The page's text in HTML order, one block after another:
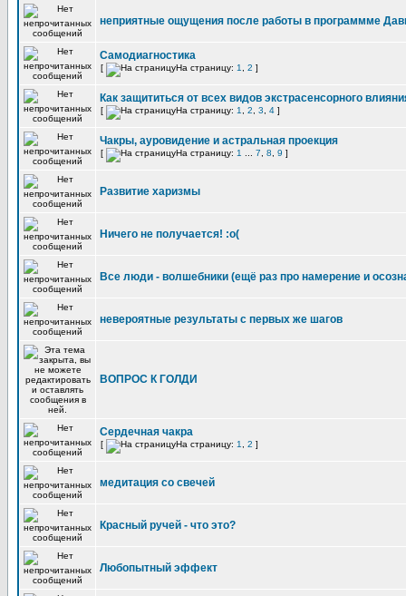
неприятные ощущения после работы в программме
Самодиагностика
[ На страницу: 1 2 ]
Как защититься от всех видов экстрасенсорного
[ На страницу: 1 2 3 4 ]
Чакры, ауровидение и астральная проекция
[ На страницу: 1 7 8 9 ]
Развитие харизмы
Ничего не получается! :о(
Все люди - волшебники (ещё раз про намерение и
невероятные результаты с первых же шагов
ВОПРОС К ГОЛДИ
Сердечная чакра
[ На страницу: 1 2 ]
медитация со свечей
Красный ручей - что это?
Любопытный эффект